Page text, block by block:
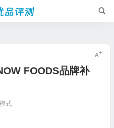
FOODS品牌补
式